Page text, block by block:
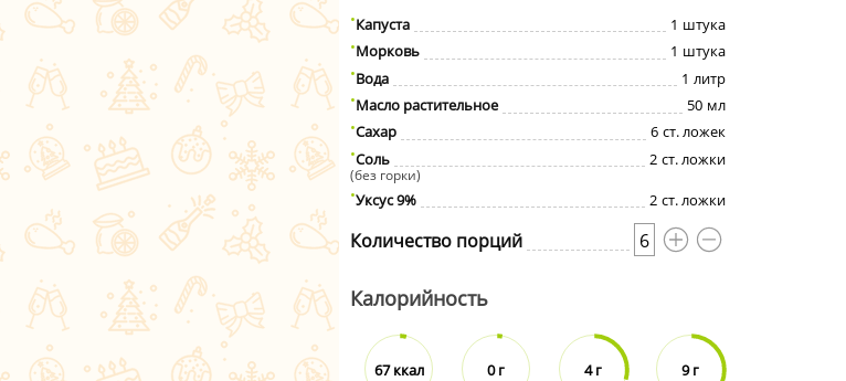
Капуста 1 штука
Морковь
1 штука
Вода
1 литр
Масло растительное
50 мл
Сахар
6 ст. ложек
Соль
2 ст. ложки
(без горки)
Уксус 9% 2 ст. ложки
Количество порций 6
Калорийность
67 ккал 0 г 4 г 9 г